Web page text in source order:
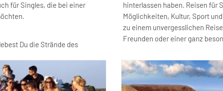
für Singles, die bei einer
Du die Strände des
hinterlassen haben. Reisen für
Möglichkeiten, Kultur, Sport
zu einem unvergesslichen
Freunden oder einer ganz